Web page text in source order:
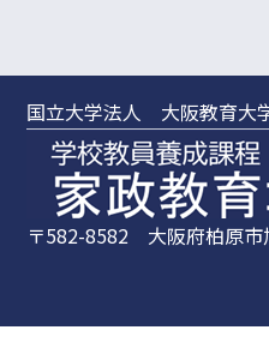
国立大学法人 大阪教育大
〒582-8582 大阪府柏原